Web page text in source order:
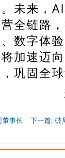
未来，
全链路
数字体
加速迈
巩固全
董事长
下一篇: 破